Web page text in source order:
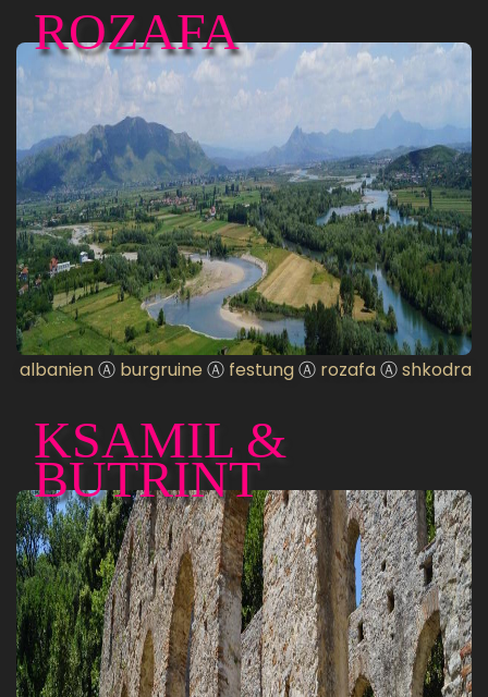
ROZAFA
albanienⒶ burgruine Ⓐ festungⒶ rozafaⒶshkodra
KSAMIL &
BUTRINT